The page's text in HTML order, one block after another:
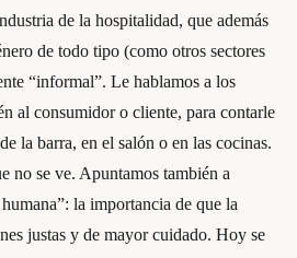
de la hospitalidad, que además
de todo tipo (como otros sectores
“informal”. Le hablamos a los
al consumidor o cliente, para contarle
la barra, en el salón o en las cocinas.
no se ve. Apuntamos también a
la importancia de que la
justas y de mayor cuidado. Hoy se